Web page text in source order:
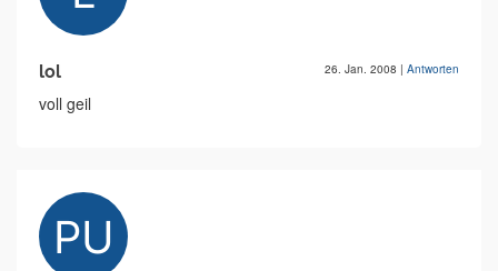
lol 26. Jan. 2008 | Antworten
voll geil